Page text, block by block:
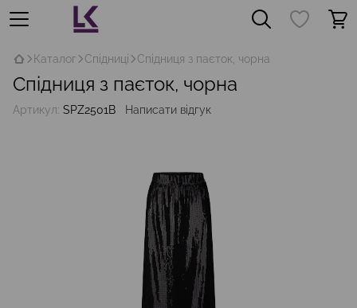
Каталог Спідниці Спідниця з паєток, чорна
Спідниця з паєток, чорна
Артикул: SPZ2501B Написати відгук